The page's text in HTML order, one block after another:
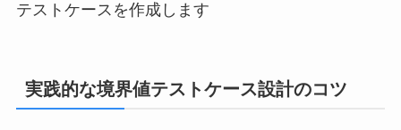
テストケースを作成します
実践的な境界値テストケース設計のコツ